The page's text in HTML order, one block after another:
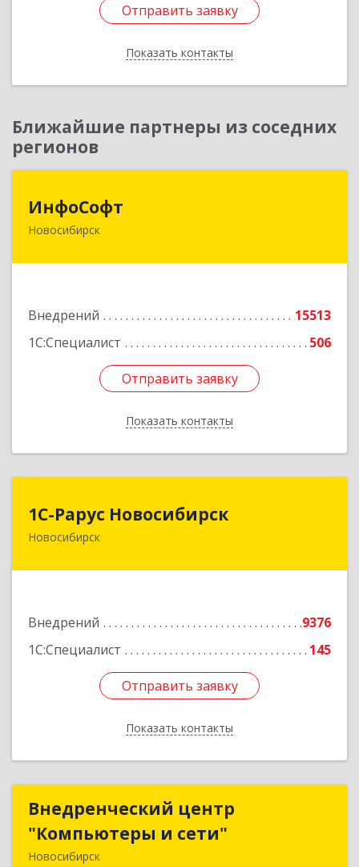
Отправить заявку
Показать контакты
Отправить заявку
Назад
Ближайшие партнеры из соседних
регионов
ИнфоСофт
Новосибирск
Внедрений
15513
1С:Специалист
506
Отправить заявку
Показать контакты
630091, Новосибирская обл, Новосибирск г,
Отправить заявку
Назад
1С-Рарус Новосибирск
Новосибирск
Внедрений
9376
1С:Специалист
145
Отправить заявку
Показать контакты
1С-Рарус Новосибирск
630015, Новосибирская обл, Новосибирск г,
Подробнее
Отправить заявку
Назад
Внедренческий центр
"Компьютеры и сети"
Новосибирск
Внедренческий центр
"Компьютеры и сети"